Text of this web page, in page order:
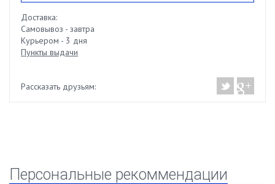
Доставка:
Самовывоз - завтра
Курьером - 3 дня
Пункты выдачи
Рассказать друзьям:
Персональные рекоммендации